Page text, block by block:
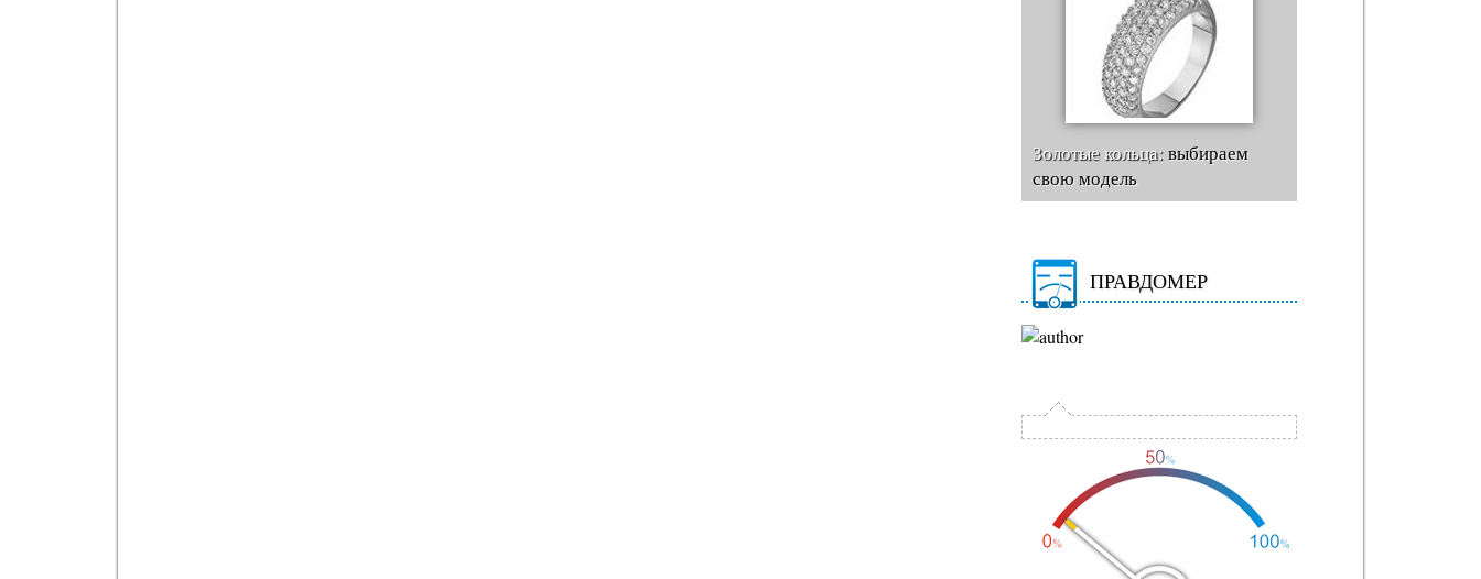
Золотые кольца:выбираем
свою модель
ПРАВДОМЕР